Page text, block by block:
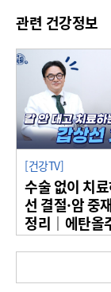
관련 건강정보
[건강TV]
수술 없이 치
선 결절·암 중
정리｜에탄올
주파절제술